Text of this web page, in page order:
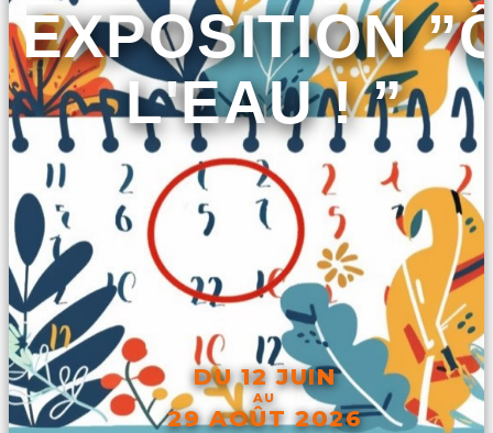
EXPOSITION
L'EAU ! ”
DU 12 JUIN
AU
29 AOÛT 2026